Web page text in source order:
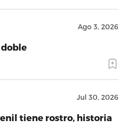
Ago 3, 2026
doble
Jul 30, 2026
tiene rostro, historia